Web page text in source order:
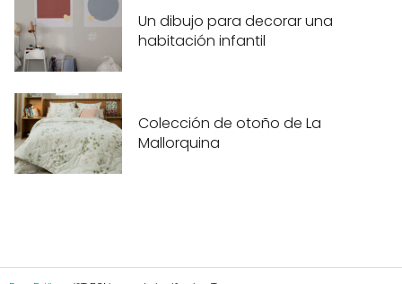
Un dibujo para decorar una
habitación infantil
Colección de otoño de La
Mallorquina